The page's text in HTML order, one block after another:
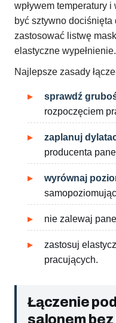
wpływem temperatury
być sztywno dociśnięta
zastosować listwę
elastyczne wypełnienie.
Najlepsze zasady
sprawdź
rozpoczęciem
zaplanuj
producenta
wyrównaj
nie zalewaj
zastosuj
pracujących.
Łączenie
salonem